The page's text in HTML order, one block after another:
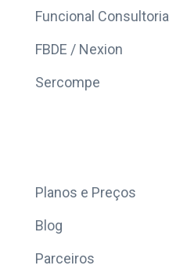
Funcional Consultoria
FBDE / Nexion
Sercompe
Planos e Preços
Blog
Parceiros